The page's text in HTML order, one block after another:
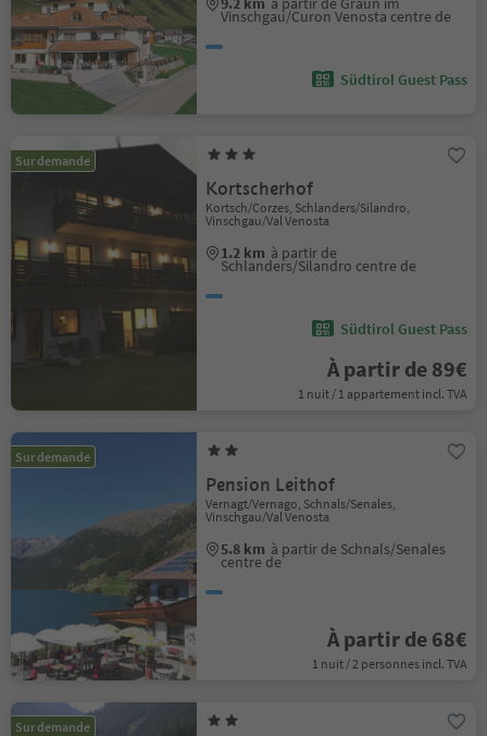
Vinschgau/Curon Venosta centre de
Südtirol Guest Pass
Sur demande
Kortscherhof
Kortsch/Corzes, Schlanders/Silandro,
Vinschgau/Val Venosta
1.2 km à partir de
Schlanders/Silandro centre de
Südtirol Guest Pass
À partir de 89€
1 nuit / 1 appartement incl. TVA
Sur demande
Pension Leithof
Vernagt/Vernago, Schnals/Senales,
Vinschgau/Val Venosta
5.8 km à partir de Schnals/Senales
centre de
À partir de 68€
1 nuit / 2 personnes incl. TVA
Sur demande